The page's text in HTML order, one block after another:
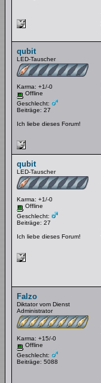
qubit
LED-Tauscher
Karma: +1/-0
Offline
Geschlecht:
Beiträge: 27
Ich liebe dieses Forum!
qubit
LED-Tauscher
Karma: +1/-0
Offline
Geschlecht:
Beiträge: 27
Ich liebe dieses Forum!
Falzo
Diktator vom Dienst
Administrator
Karma: +15/-0
Offline
Geschlecht:
Beiträge: 5088